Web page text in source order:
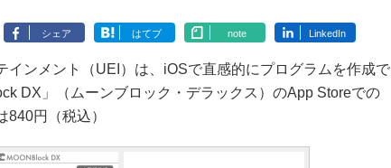
シェア はてブ note LinkedIn
ンメント（UEI）は、iOSで直感的にプログラムを作成で
DX」（ムーンブロック・デラックス）のApp Storeでの
840円（税込）